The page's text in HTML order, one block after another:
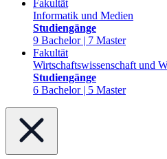
Fakultät
Informatik und Medien
Studiengänge
9 Bachelor | 7 Master
Fakultät
Wirtschaftswissenschaft und
Studiengänge
6 Bachelor | 5 Master